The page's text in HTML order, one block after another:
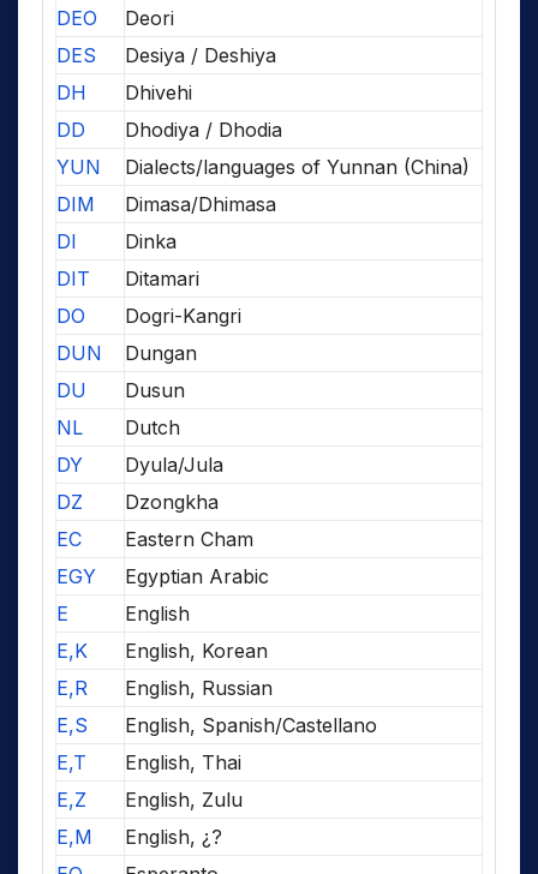
DEO
Deori
DES
Desiya / Deshiya
DH
Dhivehi
DD
Dhodiya / Dhodia
YUN
Dialects/languages of Yunnan (China)
DIM
Dimasa/Dhimasa
DI
Dinka
DIT
Ditamari
DO
Dogri-Kangri
DUN
Dungan
DU
Dusun
NL
Dutch
DY
Dyula/Jula
DZ
Dzongkha
EC
Eastern Cham
EGY
Egyptian Arabic
E
English
E,K
English, Korean
E,R
English, Russian
E,S
English, Spanish/Castellano
E,T
English, Thai
E,Z
English, Zulu
E,M
English, ¿?